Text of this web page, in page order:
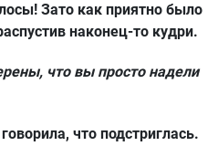
Зато как приятно было
наконец-то кудри.
что вы просто надели
что подстриглась.